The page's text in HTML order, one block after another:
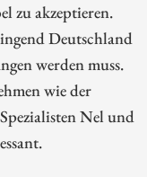
zu akzeptieren.
Deutschland
werden muss.
wie der
Nel und